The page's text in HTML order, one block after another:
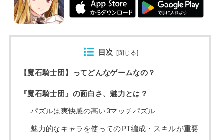
目次 [閉じる]
【魔石騎士団】ってどんなゲームなの？
『魔石騎士団』の面白さ、魅力とは？
パズルは爽快感の高い3マッチパズル
魅力的なキャラを使ってのPT編成・スキルが重要